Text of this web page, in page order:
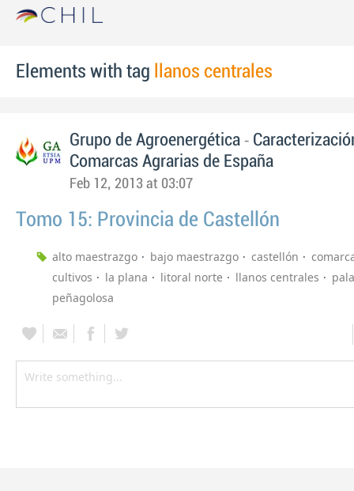
Elements with tag llanos centrales
Grupo de Agroenergética -
Comarcas Agrarias de España
Feb 12, 2013 at 03:07
Tomo 15: Provincia de Castellón
alto maestrazgo bajo maestrazgo castellón
cultivos
la plana litoral norte llanos centrales
peñagolosa